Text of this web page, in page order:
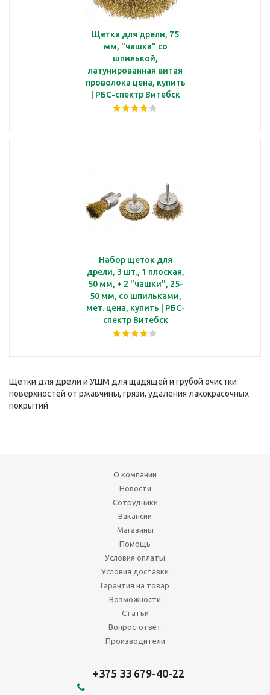
Щетка для дрели, 75
мм, "чашка" со
шпилькой,
латунированная витая
проволока цена, купить
| РБС-спектр Витебск
Набор щеток для
дрели, 3 шт., 1 плоская,
50 мм, + 2 "чашки", 25-
50 мм, со шпильками,
мет. цена, купить | РБС-
спектр Витебск
Щетки для дрели и УШМ для щадящей и грубой очистки
поверхностей от ржавчины, грязи, удаления лакокрасочных
покрытий
О компании
Новости
Сотрудники
Вакансии
Магазины
Помощь
Условия оплаты
Условия доставки
Гарантия на товар
Возможности
Статьи
Вопрос-ответ
Производители
+375 33 679-40-22